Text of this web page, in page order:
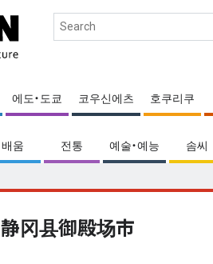
에도・도쿄 코우신에츠 호쿠리쿠
배움 전통 예술・예능 솜씨
静冈县御殿场市